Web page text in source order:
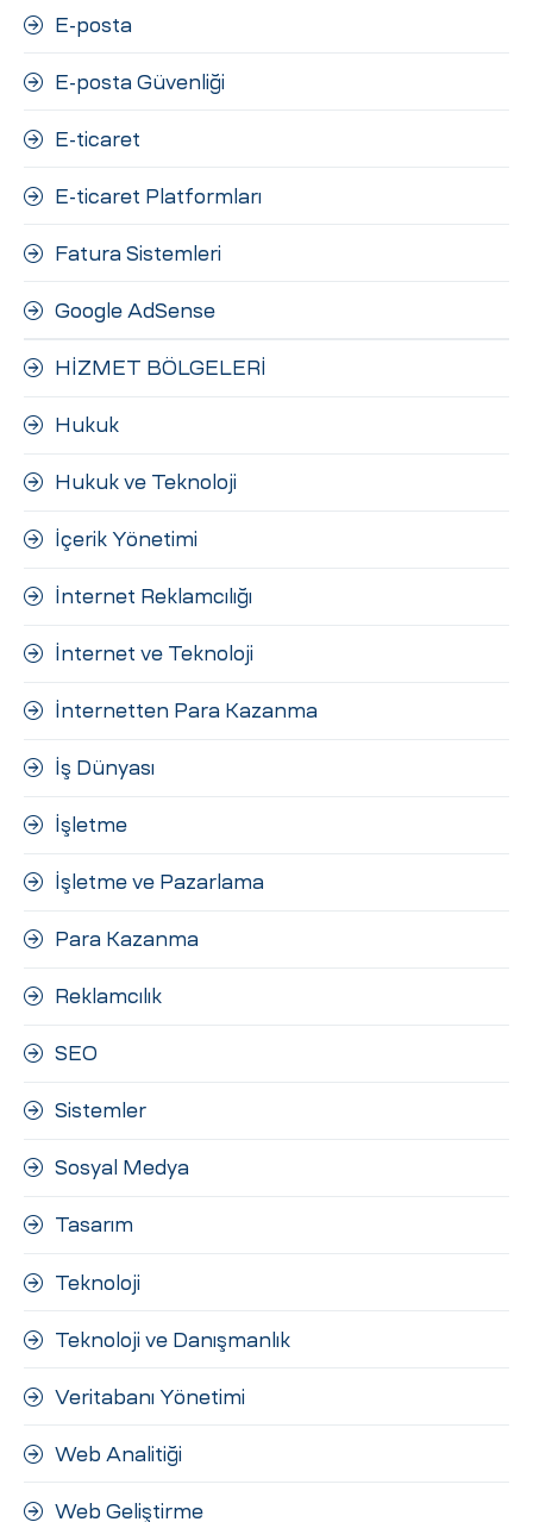
E-posta
E-posta Güvenliği
E-ticaret
E-ticaret Platformları
Fatura Sistemleri
Google AdSense
HİZMET BÖLGELERİ
Hukuk
Hukuk ve Teknoloji
İçerik Yönetimi
İnternet Reklamcılığı
İnternet ve Teknoloji
İnternetten Para Kazanma
İş Dünyası
İşletme
İşletme ve Pazarlama
Para Kazanma
Reklamcılık
SEO
Sistemler
Sosyal Medya
Tasarım
Teknoloji
Teknoloji ve Danışmanlık
Veritabanı Yönetimi
Web Analitiği
Web Geliştirme